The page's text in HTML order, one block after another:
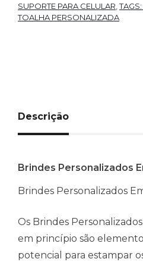
SUPORTE PARA CELULAR ,
TOALHA PERSONALIZADA
Descrição
Brindes Personalizados
Brindes Personalizados
Os Brindes
em princípio são
potencial para estampar